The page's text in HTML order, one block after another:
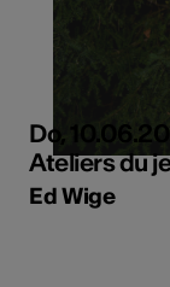
Do,
Ateliers du
Ed Wige